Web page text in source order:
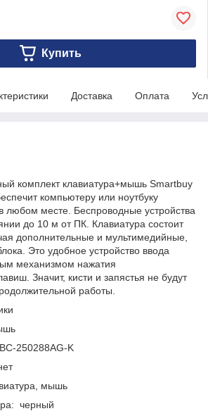
Купить
Доставка Оплата
комплект клавиатура+мышь Smartbuy
компьютеру или ноутбуку
любом месте. Беспроводные устройства
до 10 м от ПК. Клавиатура состоит
дополнительные и мультимедийные,
Это удобное устройство ввода
механизмом нажатия
Значит, кисти и запястья не будут
работы.
250288AG-K
мышь
черный